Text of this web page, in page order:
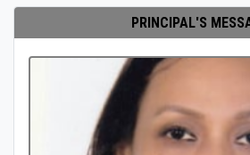
PRINCIPAL'S